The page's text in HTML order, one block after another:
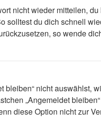
nicht wieder mitteilen,
solltest du dich schnell
so wende
nicht
„Angemeldet
diese Option nicht zur